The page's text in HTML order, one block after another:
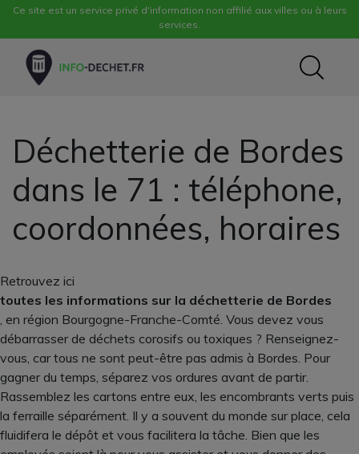
Ce site est un service privé d'information non affilié aux villes ou à leurs
services.
Déchetterie de Bordes
dans le 71 : téléphone,
coordonnées, horaires
Retrouvez ici
toutes les informations sur la déchetterie de Bordes
, en région Bourgogne-Franche-Comté. Vous devez vous
débarrasser de déchets corosifs ou toxiques ? Renseignez-
vous, car tous ne sont peut-être pas admis à Bordes. Pour
gagner du temps, séparez vos ordures avant de partir.
Rassemblez les cartons entre eux, les encombrants verts puis
la ferraille séparément. Il y a souvent du monde sur place, cela
fluidifera le dépôt et vous facilitera la tâche. Bien que les